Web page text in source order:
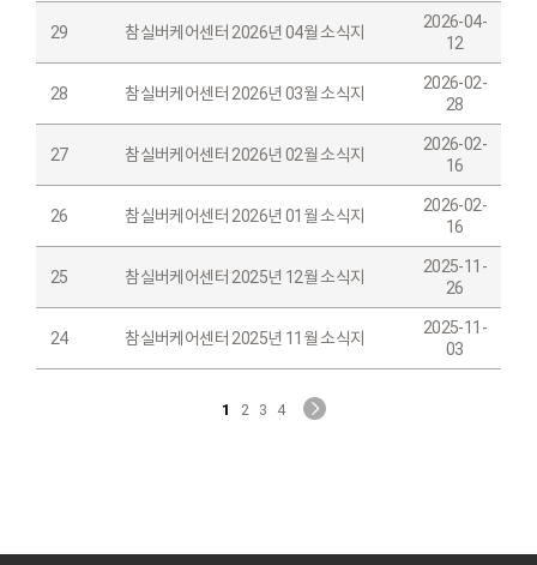
29 참실버케어센터 2026년 04월 소식지
2026-04-
12
28 참실버케어센터 2026년 03월 소식지
2026-02-
28
27 참실버케어센터 2026년 02월 소식지
2026-02-
16
26 참실버케어센터 2026년 01월 소식지
2026-02-
16
25 참실버케어센터 2025년 12월 소식지
2025-11-
26
24 참실버케어센터 2025년 11월 소식지
2025-11-
03
1 2 3 4